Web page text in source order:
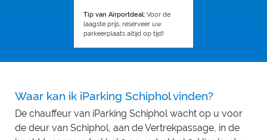
Tip van Airportdeal: Voor de
laagste prijs, reserveer uw
parkeerplaats altijd op tijd!
Waar kan ik iParking Schiphol vinden?
De chauffeur van iParking Schiphol wacht op u voor
de deur van Schiphol, aan de Vertrekpassage, in de